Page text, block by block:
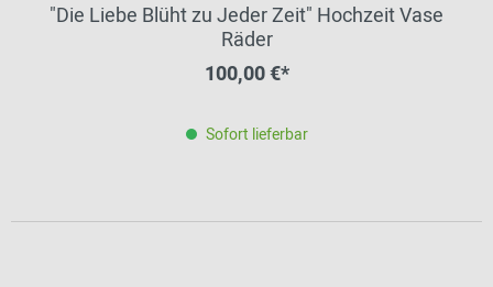
"Die Liebe Blüht zu Jeder Zeit" Hochzeit Vase
Räder
100,00 €*
Sofort lieferbar